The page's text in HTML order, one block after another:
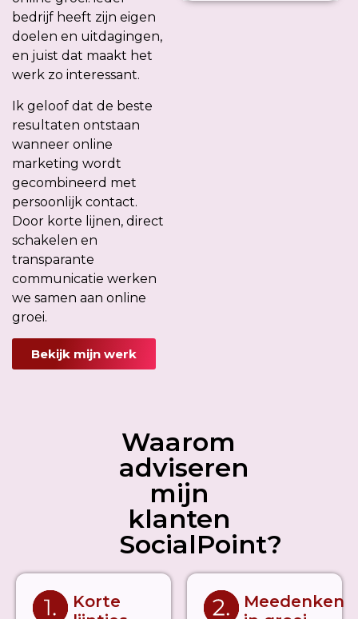
bedrijf heeft zijn eigen
doelen en uitdagingen,
en juist dat maakt het
werk zo interessant.
Ik geloof dat de beste
resultaten ontstaan
wanneer online
marketing wordt
gecombineerd met
persoonlijk contact.
Door korte lijnen, direct
schakelen en
transparante
communicatie werken
we samen aan online
groei.
Bekijk mijn werk
Waarom
adviseren
mijn
klanten
SocialPoint?
Korte
Meedenken